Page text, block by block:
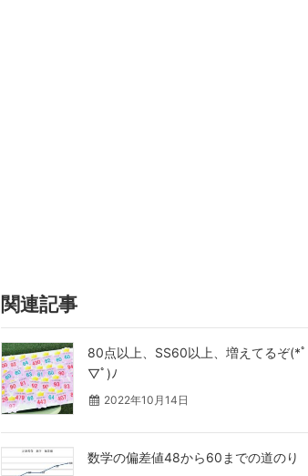
関連記事
80点以上、SS60以上、増えてるぞ(*ﾟ
▽ﾟ)ﾉ
2022年10月14日
数学の偏差値48から60までの道のり